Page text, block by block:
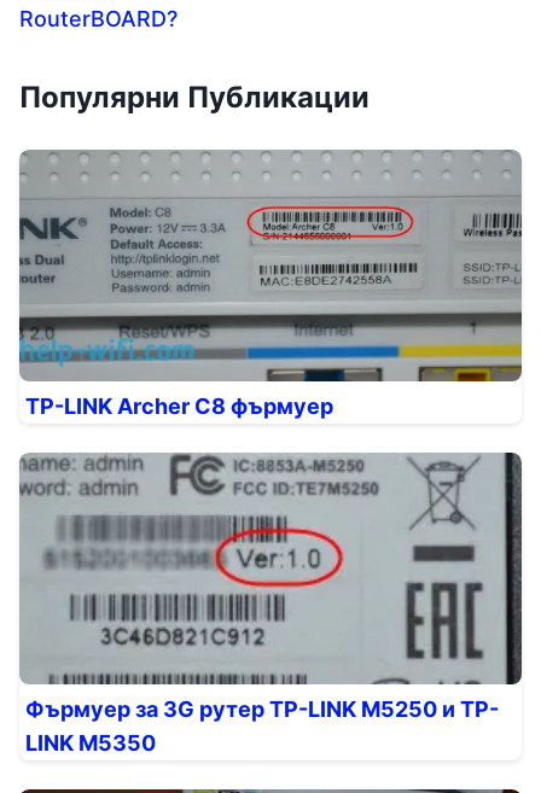
RouterBOARD?
Популярни Публикации
TP-LINK Archer C8 фърмуер
Фърмуер за 3G рутер TP-LINK M5250 и TP-
LINK M5350